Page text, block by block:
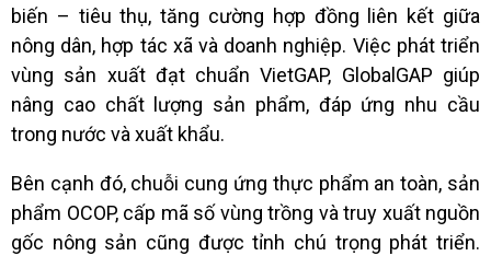
biến – tiêu thụ, tăng cường hợp đồng liên kết giữa
nông dân, hợp tác xã và doanh nghiệp. Việc phát triển
vùng sản xuất đạt chuẩn VietGAP, GlobalGAP giúp
nâng cao chất lượng sản phẩm, đáp ứng nhu cầu
trong nước và xuất khẩu.
Bên cạnh đó, chuỗi cung ứng thực phẩm an toàn, sản
phẩm OCOP, cấp mã số vùng trồng và truy xuất nguồn
gốc nông sản cũng được tỉnh chú trọng phát triển.